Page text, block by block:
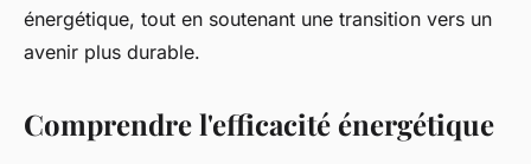
énergétique, tout en soutenant une transition vers un
avenir plus durable.
Comprendre l'efficacité énergétique